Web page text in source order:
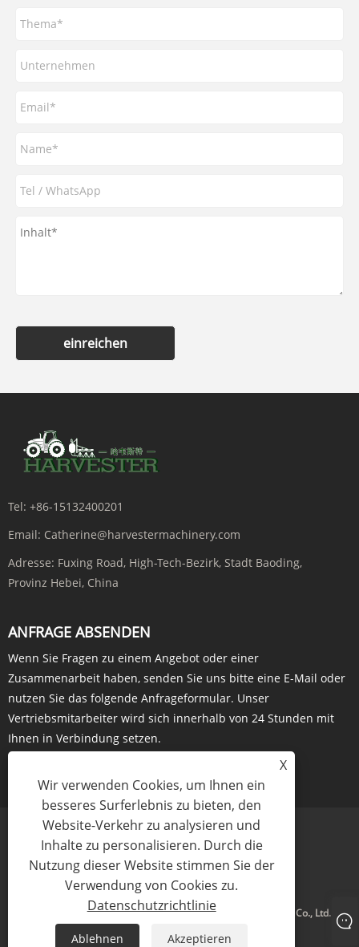
einreichen
Tel: +86-15132400201
Email: Catherine@harvestermachinery.com
Adresse: Fuxing Road, High-Tech-Bezirk, Stadt Baoding,
Provinz Hebei, China
ANFRAGE ABSENDEN
Wenn Sie Fragen zu einem Angebot oder einer
Zusammenarbeit haben, senden Sie uns bitte eine E-Mail oder
nutzen Sie das folgende Anfrageformular. Unser
Vertriebsmitarbeiter wird sich innerhalb von 24 Stunden mit
Ihnen in Verbindung setzen.
Links Sitemap XML Datenschutzrichtlinie
Copyright © 2023 Baoding Harvester Import And Export Trading Co., Ltd. Alle
Rechte vorbehalten
X
Wir verwenden Cookies, um Ihnen ein
besseres Surferlebnis zu bieten, den
Website-Verkehr zu analysieren und
Inhalte zu personalisieren. Durch die
Nutzung dieser Website stimmen Sie der
Verwendung von Cookies zu.
Datenschutzrichtlinie
Ablehnen Akzeptieren